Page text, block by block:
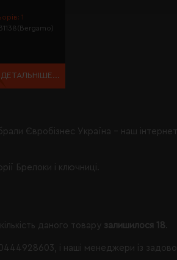
Євробізнес Україна - наш
Брелоки і ключниці.
даного товару залишилося 18
, і наші менеджери із
1
ДЕТАЛЬНІШЕ...